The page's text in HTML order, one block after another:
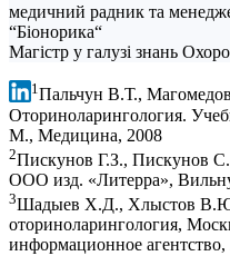
медичний радник та
“Біонорика“
Магістр у галузі знань
1Пальчун В.Т.,
Оториноларингология.
М., Медицина, 2008
2Пискунов Г.З., Пискунов
ООО изд. «Литерра»,
3Шадыев Х.Д., Хлыстов
оториноларингология,
информационное агентство,